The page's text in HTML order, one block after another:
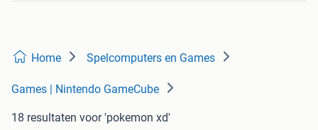
Home Spelcomputers en Games
Games | Nintendo GameCube
18 resultaten voor 'pokemon xd'